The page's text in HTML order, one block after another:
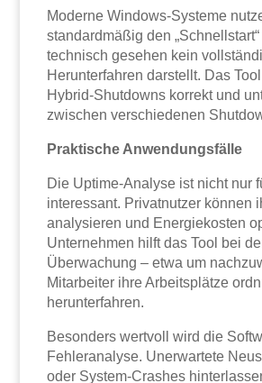
Moderne Windows-Systeme
standardmäßig den
technisch gesehen kein
Herunterfahren darstellt. Das
Hybrid-Shutdowns korrekt und
zwischen verschiedenen
Praktische Anwendungsfälle
Die Uptime-Analyse ist nicht nur
interessant. Privatnutzer können
analysieren und Energiekosten
Unternehmen hilft das Tool bei
Überwachung – etwa um
Mitarbeiter ihre Arbeitsplätze
herunterfahren.
Besonders wertvoll wird die
Fehleranalyse. Unerwartete
oder System-Crashes